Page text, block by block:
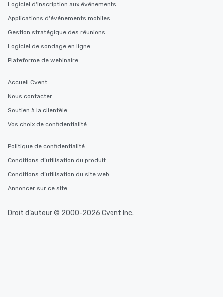
Logiciel d'inscription aux événements
Applications d'événements mobiles
Gestion stratégique des réunions
Logiciel de sondage en ligne
Plateforme de webinaire
Accueil Cvent
Nous contacter
Soutien à la clientèle
Vos choix de confidentialité
Politique de confidentialité
Conditions d’utilisation du produit
Conditions d’utilisation du site web
Annoncer sur ce site
Droit d’auteur © 2000-2026 Cvent Inc.